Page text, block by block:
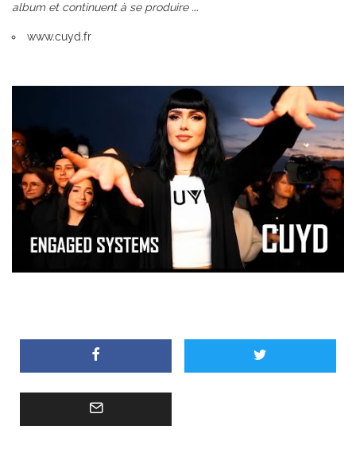
album et continuent à se produire ….
www.cuyd.fr